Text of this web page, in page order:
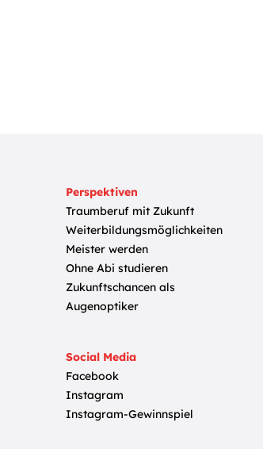
Perspektiven
Traumberuf mit Zukunft
Weiterbildungsmöglichkeiten
Meister werden
Ohne Abi studieren
Zukunftschancen als
Augenoptiker
Social Media
Facebook
Instagram
Instagram-Gewinnspiel